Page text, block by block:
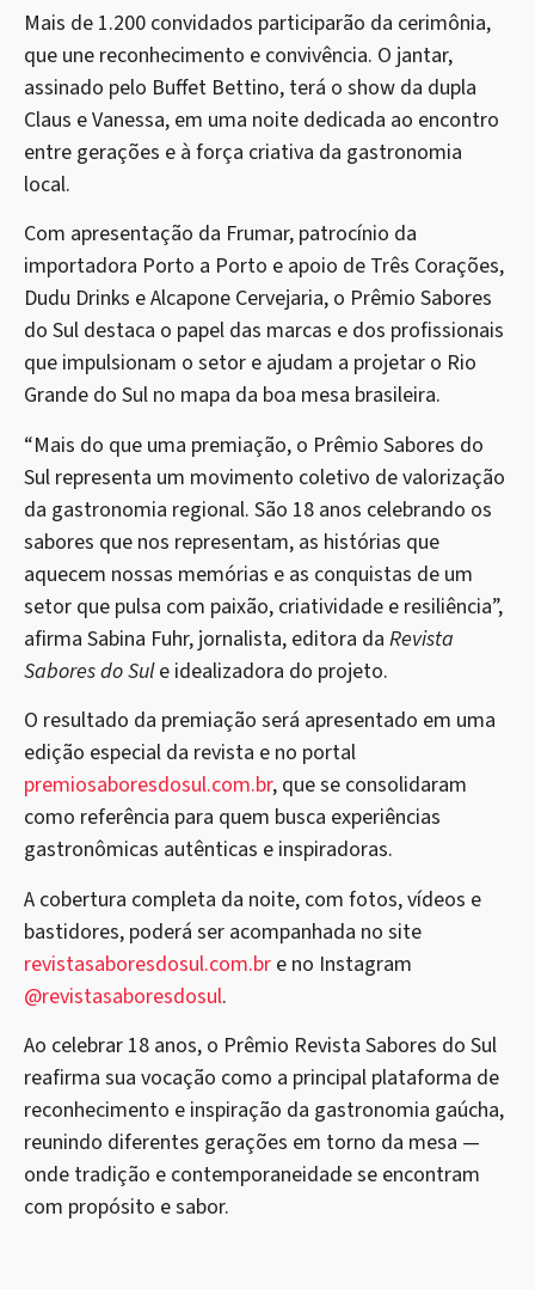
Mais de 1.200 convidados participarão da cerimônia,
que une reconhecimento e convivência. O jantar,
assinado pelo Buffet Bettino, terá o show da dupla
Claus e Vanessa, em uma noite dedicada ao encontro
entre gerações e à força criativa da gastronomia
local.
Com apresentação da Frumar, patrocínio da
importadora Porto a Porto e apoio de Três Corações,
Dudu Drinks e Alcapone Cervejaria, o Prêmio Sabores
do Sul destaca o papel das marcas e dos profissionais
que impulsionam o setor e ajudam a projetar o Rio
Grande do Sul no mapa da boa mesa brasileira.
“Mais do que uma premiação, o Prêmio Sabores do
Sul representa um movimento coletivo de valorização
da gastronomia regional. São 18 anos celebrando os
sabores que nos representam, as histórias que
aquecem nossas memórias e as conquistas de um
setor que pulsa com paixão, criatividade e resiliência”,
afirma Sabina Fuhr, jornalista, editora da Revista
Sabores do Sule idealizadora do projeto.
O resultado da premiação será apresentado em uma
edição especial da revista e no portal
premiosaboresdosul.com.br, que se consolidaram
como referência para quem busca experiências
gastronômicas autênticas e inspiradoras.
A cobertura completa da noite, com fotos, vídeos e
bastidores, poderá ser acompanhada no site
revistasaboresdosul.com.br e no Instagram
@revistasaboresdosul.
Ao celebrar 18 anos, o Prêmio Revista Sabores do Sul
reafirma sua vocação como a principal plataforma de
reconhecimento e inspiração da gastronomia gaúcha,
reunindo diferentes gerações em torno da mesa —
onde tradição e contemporaneidade se encontram
com propósito e sabor.